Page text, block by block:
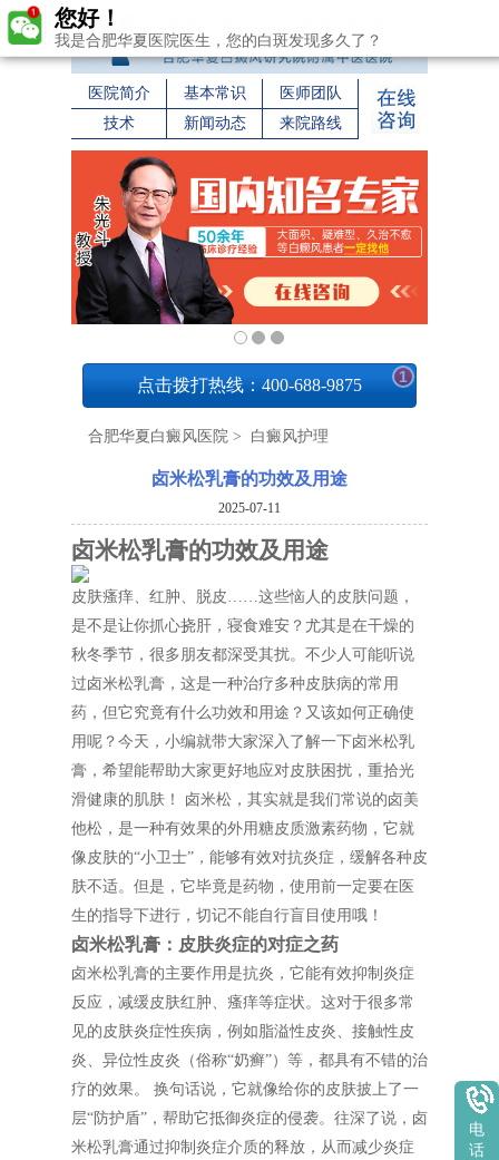
医院简介 基本常识
医师团队
技术
新闻动态 来院路线
点击拨打热线：400-688-9875 1
合肥华夏白癜风医院 > 白癜风护理
卤米松乳膏的功效及用途
2025-07-11
卤米松乳膏的功效及用途
皮肤瘙痒、红肿、脱皮……这些恼人的皮肤问题，
是不是让你抓心挠肝，寝食难安？尤其是在干燥的
秋冬季节，很多朋友都深受其扰。不少人可能听说
过卤米松乳膏，这是一种治疗多种皮肤病的常用
药，但它究竟有什么功效和用途？又该如何正确使
用呢？今天，小编就带大家深入了解一下卤米松乳
膏，希望能帮助大家更好地应对皮肤困扰，重拾光
滑健康的肌肤！ 卤米松，其实就是我们常说的卤美
他松，是一种有效果的外用糖皮质激素药物，它就
像皮肤的“小卫士”，能够有效对抗炎症，缓解各种皮
肤不适。但是，它毕竟是药物，使用前一定要在医
生的指导下进行，切记不能自行盲目使用哦！
卤米松乳膏：皮肤炎症的对症之药
卤米松乳膏的主要作用是抗炎，它能有效抑制炎症
反应，减缓皮肤红肿、瘙痒等症状。这对于很多常
见的皮肤炎症性疾病，例如脂溢性皮炎、接触性皮
炎、异位性皮炎（俗称“奶癣”）等，都具有不错的治
疗的效果。 换句话说，它就像给你的皮肤披上了一
层“防护盾”，帮助它抵御炎症的侵袭。往深了说，卤
米松乳膏通过抑制炎症介质的释放，从而减少炎症
您好！
我是合肥华夏医院医生，您的白斑发现多久了？
电
话